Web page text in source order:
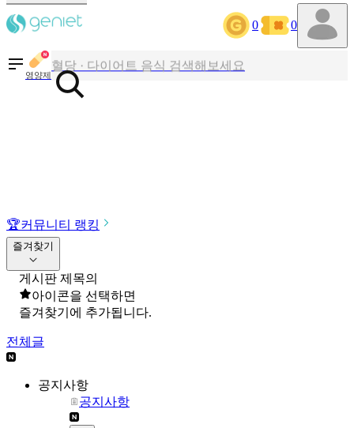
0 0
영양제
칼로리와 영양성분을 검색해보세요
혈당 · 다이어트 음식 검색해보세요
음식 · 영양제 리뷰를 찾아보세요
🏆커뮤니티 랭킹
즐겨찾기
게시판 제목의
아이콘을 선택하면
즐겨찾기에 추가됩니다.
전체글
공지사항
공지사항